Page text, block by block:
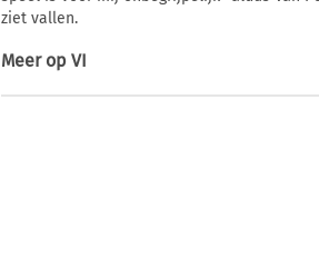
ziet vallen.
Meer op VI